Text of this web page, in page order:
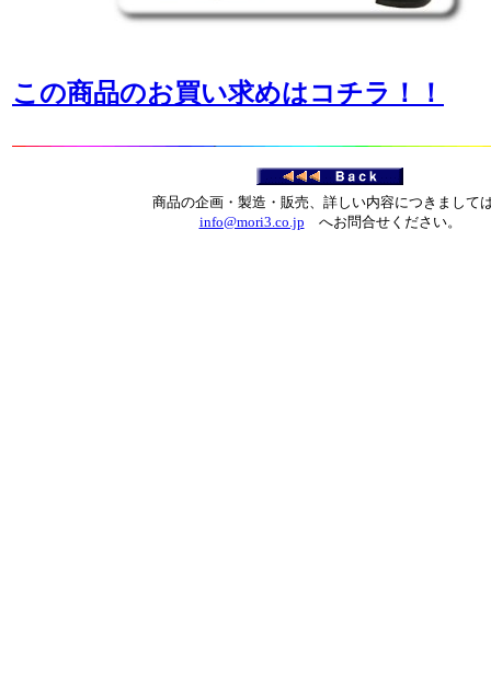
この商品のお買い求めはコチラ！！
商品の企画・製造・販売、詳しい内容につきまして
info@mori3.co.jp へお問合せください。